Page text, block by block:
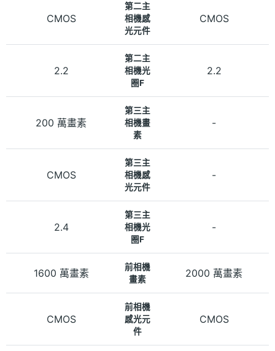
CMOS
第二主
相機感
光元件
CMOS
2.2
第二主
相機光
圈F
2.2
200 萬畫素
第三主
相機畫
素
-
CMOS
第三主
相機感
光元件
-
2.4
第三主
相機光
圈F
-
1600 萬畫素
前相機
畫素
2000 萬畫素
CMOS
前相機
感光元
件
CMOS